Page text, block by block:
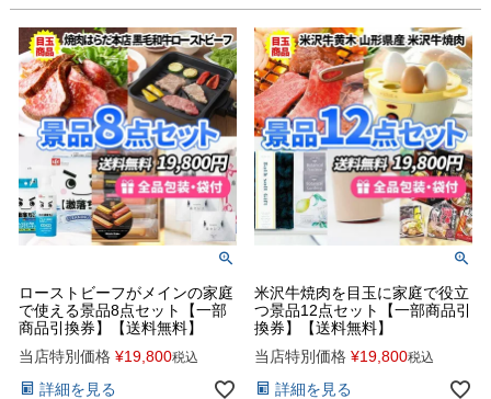
ローストビーフがメインの家庭
で使える景品8点セット【一部
商品引換券】【送料無料】
当店特別価格 ¥19,800税込
詳細を見る
米沢牛焼肉を目玉に家庭で役立
つ景品12点セット【一部商品引
換券】【送料無料】
当店特別価格 ¥19,800税込
詳細を見る